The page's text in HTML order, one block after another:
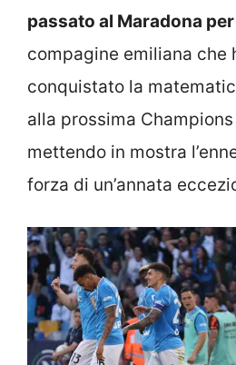
passato al Maradona
compagine emiliana che
conquistato la
alla prossima
mettendo in mostra
forza di un’annata